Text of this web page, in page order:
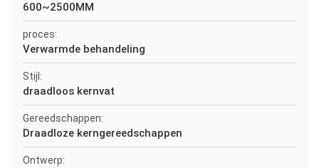
600~2500MM
proces:
Verwarmde behandeling
Stijl:
draadloos kernvat
Gereedschappen:
Draadloze kerngereedschappen
Ontwerp: